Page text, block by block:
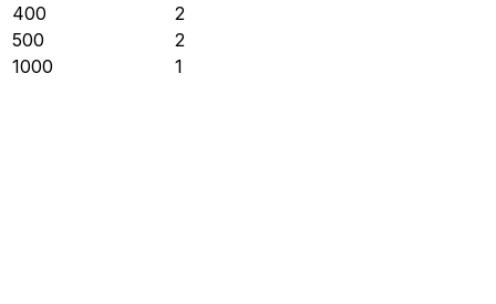
400
2
500
2
1000
1